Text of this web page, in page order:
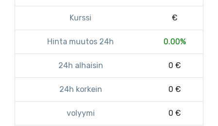
Kurssi €
Hinta muutos 24h 0.00%
24h alhaisin 0 €
24h korkein 0 €
volyymi 0 €